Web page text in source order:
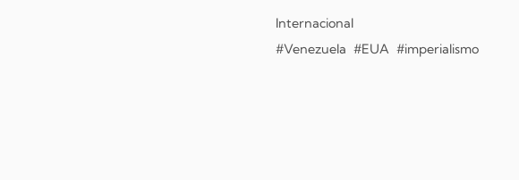
Internacional
#Venezuela #EUA #imperialismo